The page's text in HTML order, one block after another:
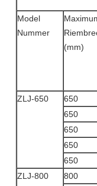
Model
Nummer
(mm)
ZLJ-650 650
650
650
650
650
ZLJ-800
800